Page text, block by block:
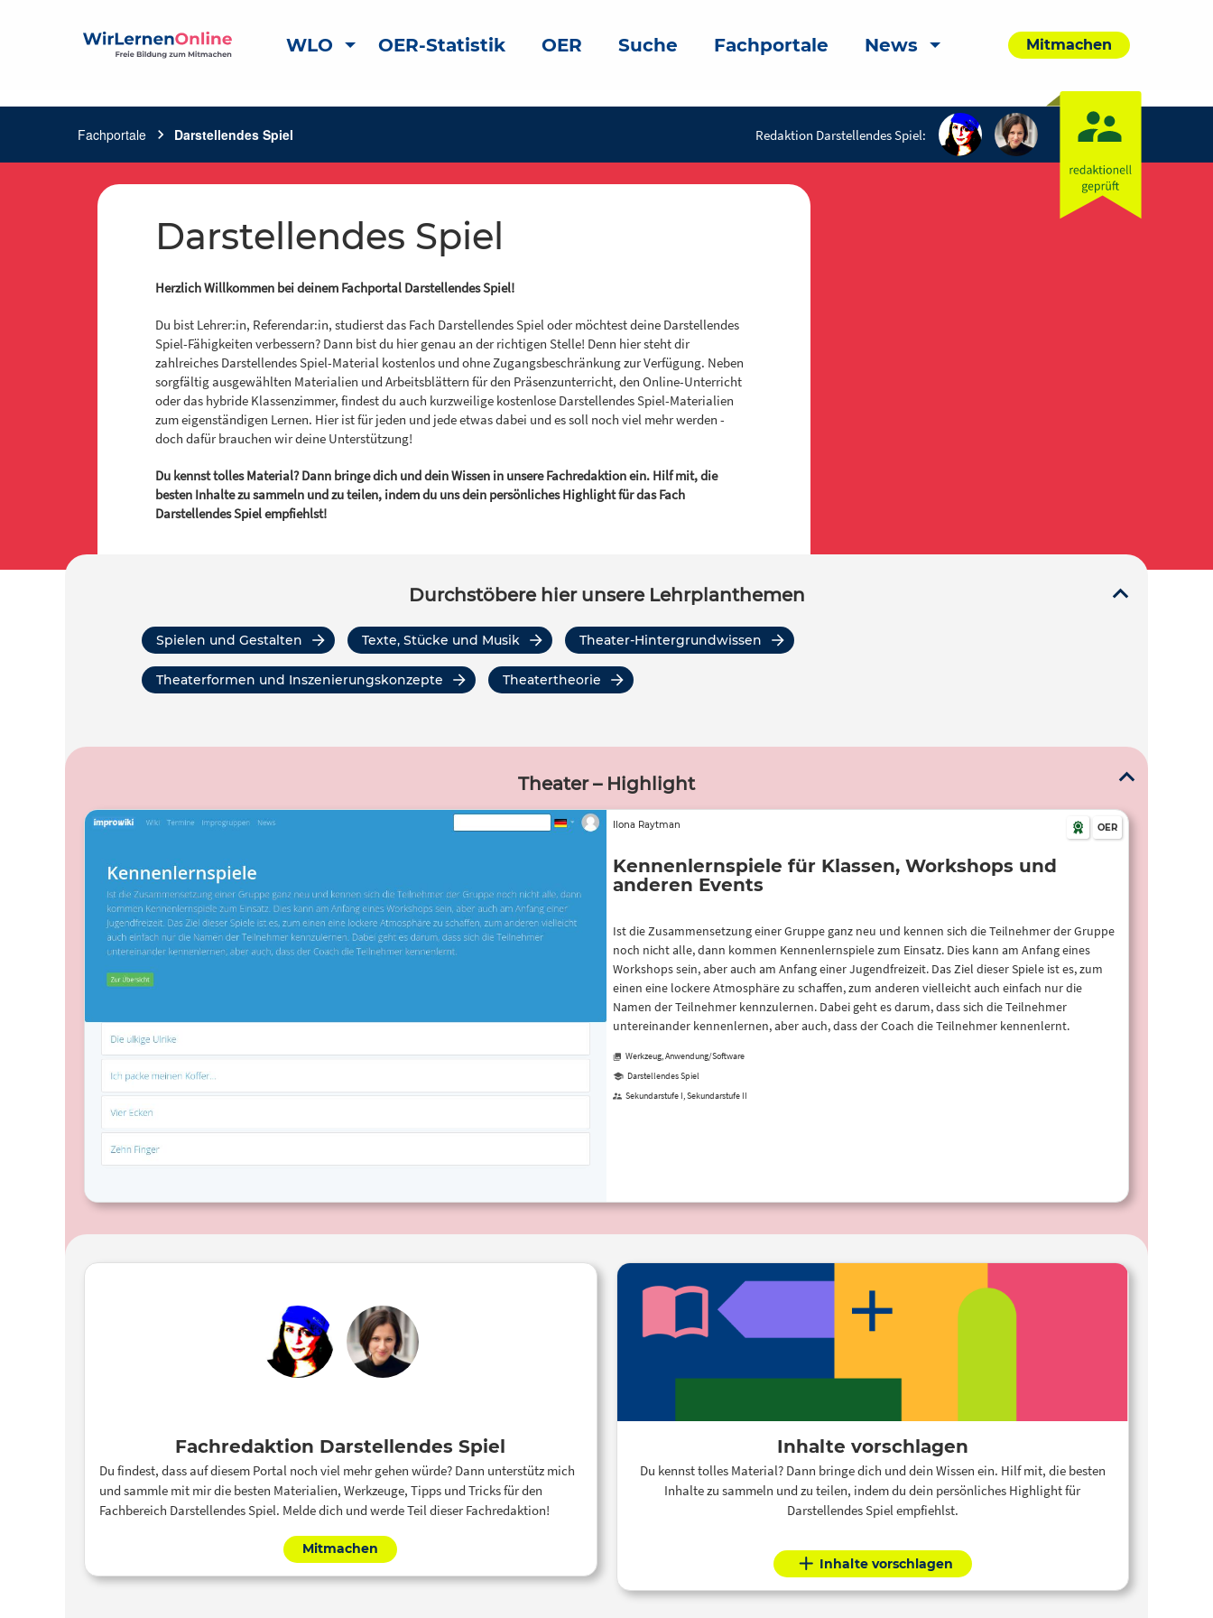
WLO OER-Statistik OER Suche Fachportale News Mitmachen
Fachportale chevron_right Darstellendes Spiel Redaktion Darstellendes Spiel:
Darstellendes Spiel
Herzlich Willkommen bei deinem Fachportal Darstellendes Spiel!
Du bist Lehrer:in, Referendar:in, studierst das Fach Darstellendes Spiel oder möchtest deine Darstellendes
Spiel-Fähigkeiten verbessern? Dann bist du hier genau an der richtigen Stelle! Denn hier steht dir
zahlreiches Darstellendes Spiel-Material kostenlos und ohne Zugangsbeschränkung zur Verfügung. Neben
sorgfältig ausgewählten Materialien und Arbeitsblättern für den Präsenzunterricht, den Online-Unterricht
oder das hybride Klassenzimmer, findest du auch kurzweilige kostenlose Darstellendes Spiel-Materialien
zum eigenständigen Lernen. Hier ist für jeden und jede etwas dabei und es soll noch viel mehr werden -
doch dafür brauchen wir deine Unterstützung!
Du kennst tolles Material? Dann bringe dich und dein Wissen in unsere Fachredaktion ein. Hilf mit, die
besten Inhalte zu sammeln und zu teilen, indem du uns dein persönliches Highlight für das Fach
Darstellendes Spiel empfiehlst!
Durchstöbere hier unsere Lehrplanthemen
Spielen und Gestalten Texte, Stücke und Musik Theater-Hintergrundwissen
Theaterformen und Inszenierungskonzepte Theatertheorie
Theater – Highlight
Ilona Raytman OER
Kennenlernspiele für Klassen, Workshops und
anderen Events
Ist die Zusammensetzung einer Gruppe ganz neu und kennen sich die Teilnehmer der Gruppe
noch nicht alle, dann kommen Kennenlernspiele zum Einsatz. Dies kann am Anfang eines
Workshops sein, aber auch am Anfang einer Jugendfreizeit. Das Ziel dieser Spiele ist es, zum
einen eine lockere Atmosphäre zu schaffen, zum anderen vielleicht auch einfach nur die
Namen der Teilnehmer kennzulernen. Dabei geht es darum, dass sich die Teilnehmer
untereinander kennenlernen, aber auch, dass der Coach die Teilnehmer kennenlernt.
Werkzeug, Anwendung/Software
Darstellendes Spiel
Sekundarstufe I, Sekundarstufe II
Fachredaktion Darstellendes Spiel
Du findest, dass auf diesem Portal noch viel mehr gehen würde? Dann unterstütz mich
und sammle mit mir die besten Materialien, Werkzeuge, Tipps und Tricks für den
Fachbereich Darstellendes Spiel. Melde dich und werde Teil dieser Fachredaktion!
Mitmachen
Inhalte vorschlagen
Du kennst tolles Material? Dann bringe dich und dein Wissen ein. Hilf mit, die besten
Inhalte zu sammeln und zu teilen, indem du dein persönliches Highlight für
Darstellendes Spiel empfiehlst.
Inhalte vorschlagen